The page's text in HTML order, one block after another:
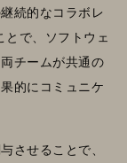
続的なコラボレ
とで、ソフトウェ
チームが共通の
的にコミュニケ
させることで、